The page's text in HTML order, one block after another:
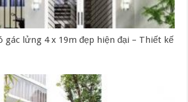
gác lửng 4 x 19m đẹp hiện đại – Thiết kế